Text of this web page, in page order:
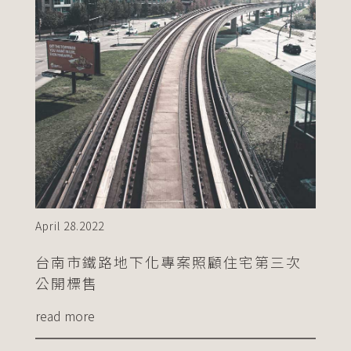
April 28.2022
台南市鐵路地下化專案照顧住宅第三次
公開標售
read more